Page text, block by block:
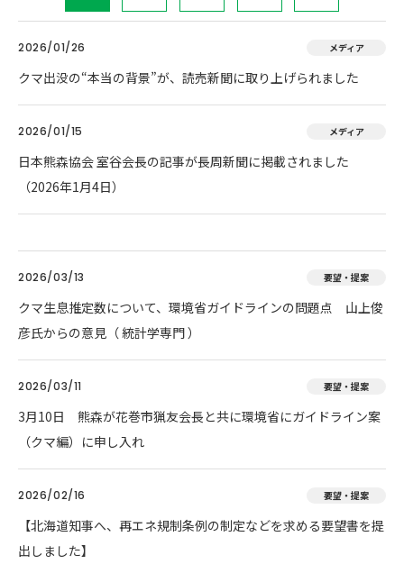
2026/01/26 メディア
クマ出没の“本当の背景”が、読売新聞に取り上げられました
2026/01/15 メディア
日本熊森協会 室谷会長の記事が長周新聞に掲載されました
（2026年1月4日）
2026/03/13 要望・提案
クマ生息推定数について、環境省ガイドラインの問題点 山上俊
彦氏からの意見（ 統計学専門 ）
2026/03/11 要望・提案
3月10日 熊森が花巻市猟友会長と共に環境省にガイドライン案
（クマ編）に申し入れ
2026/02/16 要望・提案
【北海道知事へ、再エネ規制条例の制定などを求める要望書を提
出しました】